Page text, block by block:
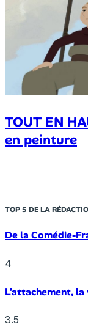
TOUT EN
en peinture
TOP 5 DE LA
De la Comédie-
4
L’attachement,
3.5